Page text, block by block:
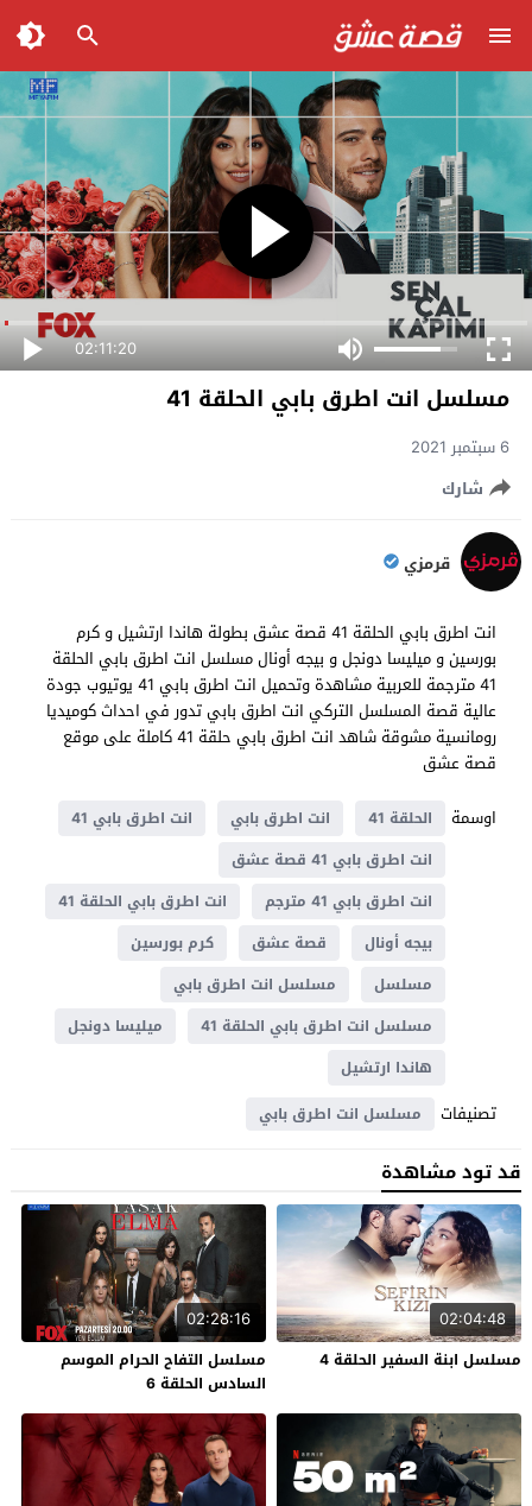
02:11:20
مسلسل انت اطرق بابي الحلقة 41
6 سبتمبر 2021
شارك
قرمزي
انت اطرق بابي الحلقة 41 قصة عشق بطولة هاندا ارتشيل و كرم
بورسين و ميليسا دونجل و بيجه أونال مسلسل انت اطرق بابي الحلقة
41 مترجمة للعربية مشاهدة وتحميل انت اطرق بابي 41 يوتيوب جودة
عالية قصة المسلسل التركي انت اطرق بابي تدور في احداث كوميديا ​​
رومانسية مشوقة شاهد انت اطرق بابي حلقة 41 كاملة على موقع
قصة عشق
اوسمة
الحلقة 41 انت اطرق بابي
انت اطرق بابي 41
انت اطرق بابي 41 قصة عشق
انت اطرق بابي 41 مترجم
انت اطرق بابي الحلقة 41
بيجه أونال
قصة عشق
كرم بورسين
مسلسل
مسلسل انت اطرق بابي
مسلسل انت اطرق بابي الحلقة 41
ميليسا دونجل
هاندا ارتشيل
تصنيفات مسلسل انت اطرق بابي
قد تود مشاهدة
02:04:48
مسلسل ابنة السفير الحلقة 4
02:28:16
مسلسل التفاح الحرام الموسم
السادس الحلقة 6